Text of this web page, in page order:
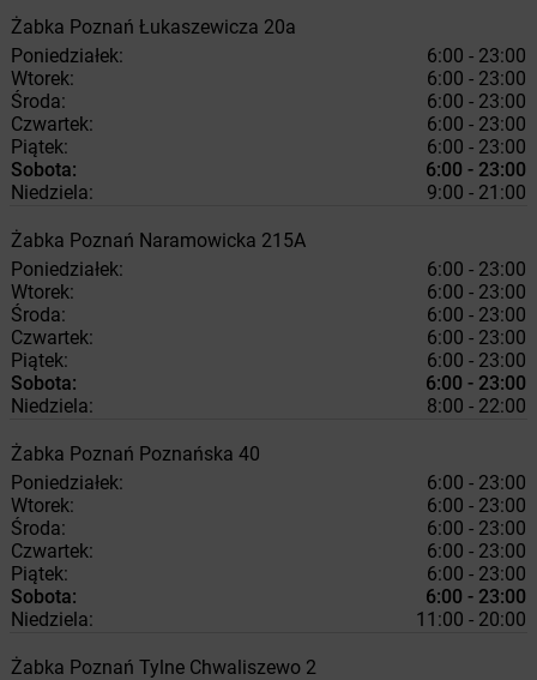
Żabka Poznań Łukaszewicza 20a
Poniedziałek:
6:00 - 23:00
Wtorek:
6:00 - 23:00
Środa:
6:00 - 23:00
Czwartek:
6:00 - 23:00
Piątek:
6:00 - 23:00
Sobota:
6:00 - 23:00
Niedziela:
9:00 - 21:00
Żabka Poznań Naramowicka 215A
Poniedziałek:
6:00 - 23:00
Wtorek:
6:00 - 23:00
Środa:
6:00 - 23:00
Czwartek:
6:00 - 23:00
Piątek:
6:00 - 23:00
Sobota:
6:00 - 23:00
Niedziela:
8:00 - 22:00
Żabka Poznań Poznańska 40
Poniedziałek:
6:00 - 23:00
Wtorek:
6:00 - 23:00
Środa:
6:00 - 23:00
Czwartek:
6:00 - 23:00
Piątek:
6:00 - 23:00
Sobota:
6:00 - 23:00
Niedziela:
11:00 - 20:00
Żabka Poznań Tylne Chwaliszewo 2